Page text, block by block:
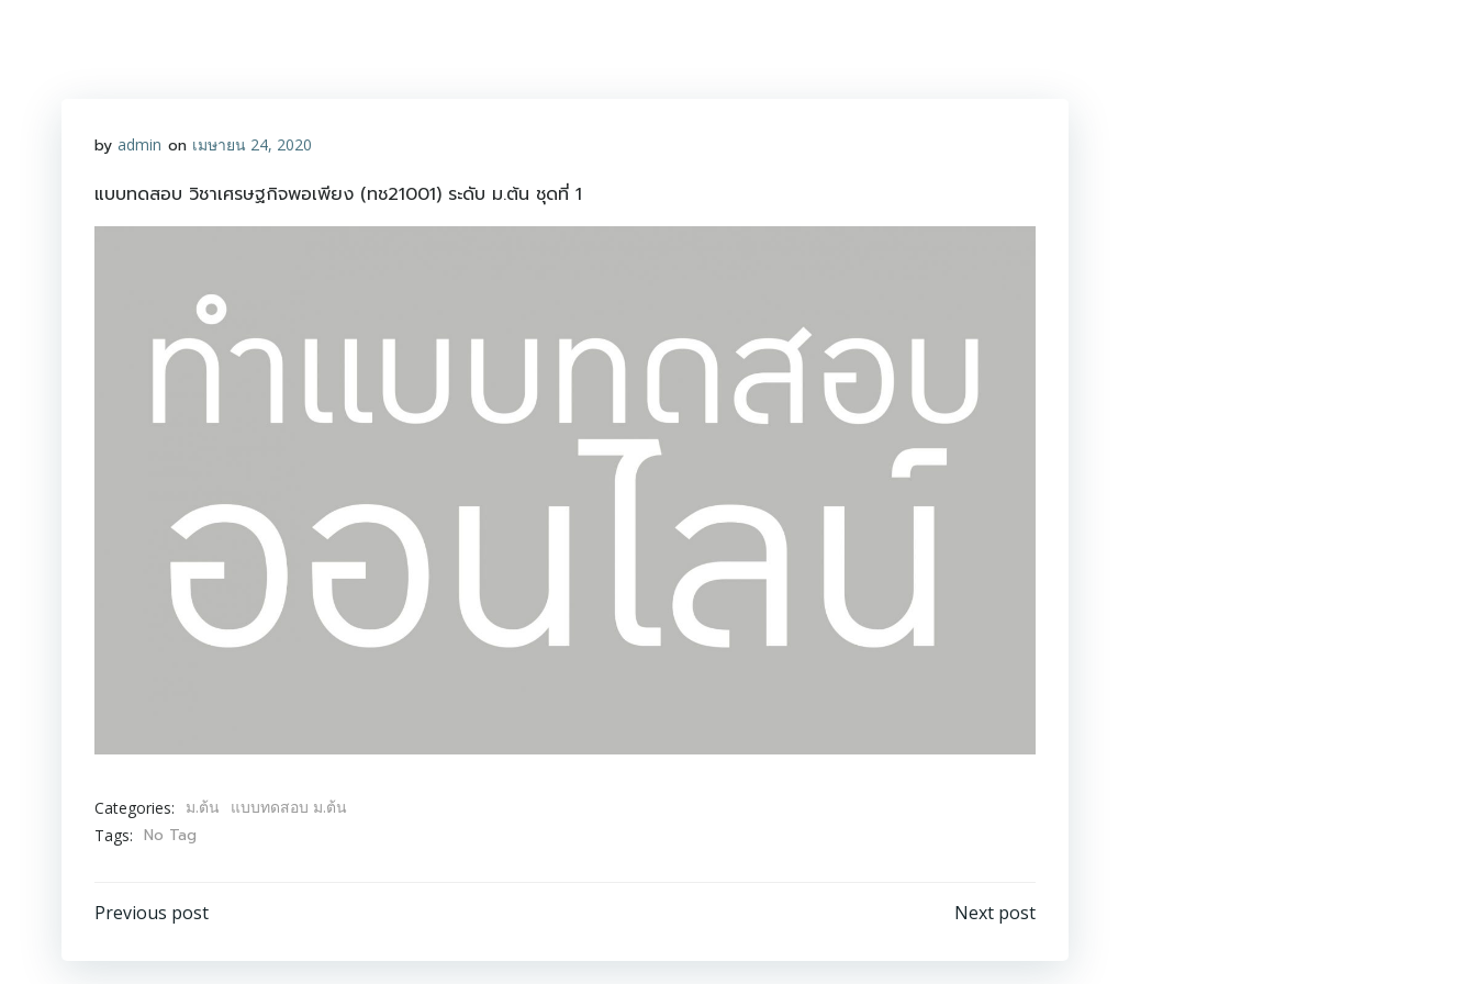
by admin on เมษายน 24, 2020
แบบทดสอบ วิชาเศรษฐกิจพอเพียง (ทช21001) ระดับ ม.ต้น ชุดที่ 1
Categories: ม.ต้น
แบบทดสอบ ม.ต้น
Tags: No Tag
Post
Previous post Next post